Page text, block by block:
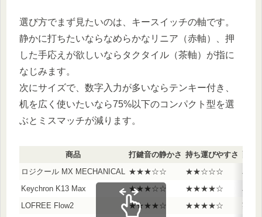
選び方でまず見たいのは、キースイッチの軸です。
静かに打ちたいならなめらかなリニア（赤軸）、押
した手応えが欲しいならタクタイル（茶軸）が指に
なじみます。
次にサイズで、数字入力が多いならテンキー付き、
机を広く使いたいなら75%以下のコンパクト型を選
ぶとミスマッチが減ります。
商品 打鍵音の静かさ 持ち運びやすさ 配列
ロジクール MX MECHANICAL
★★★☆☆ ★★☆☆☆ JIS
Keychron K13 Max
★★★☆☆ ★★★★☆ JIS
LOFREE Flow2
★★★★☆ ★★★★☆ 英語